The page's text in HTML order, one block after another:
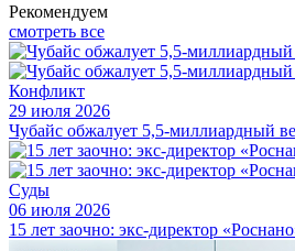
Рекомендуем
смотреть все
Конфликт
29 июля 2026
Чубайс обжалует 5,5-миллиардный
Суды
06 июля 2026
15 лет заочно: экс-директор